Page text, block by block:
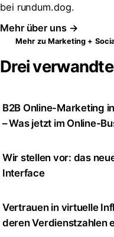
bei rundum.dog.
Mehr über uns →
Mehr zu Marketing +
Drei
B2B Online-Marketing
– Was jetzt im Online-
Wir stellen vor: das
Interface
Vertrauen in virtuelle
deren Verdienstzahlen